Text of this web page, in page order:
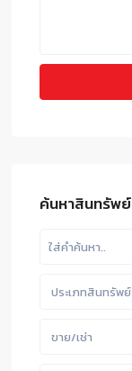
ค้นหาสินทรัพย์
ประเภทสินทรัพย์
ขาย/เช่า